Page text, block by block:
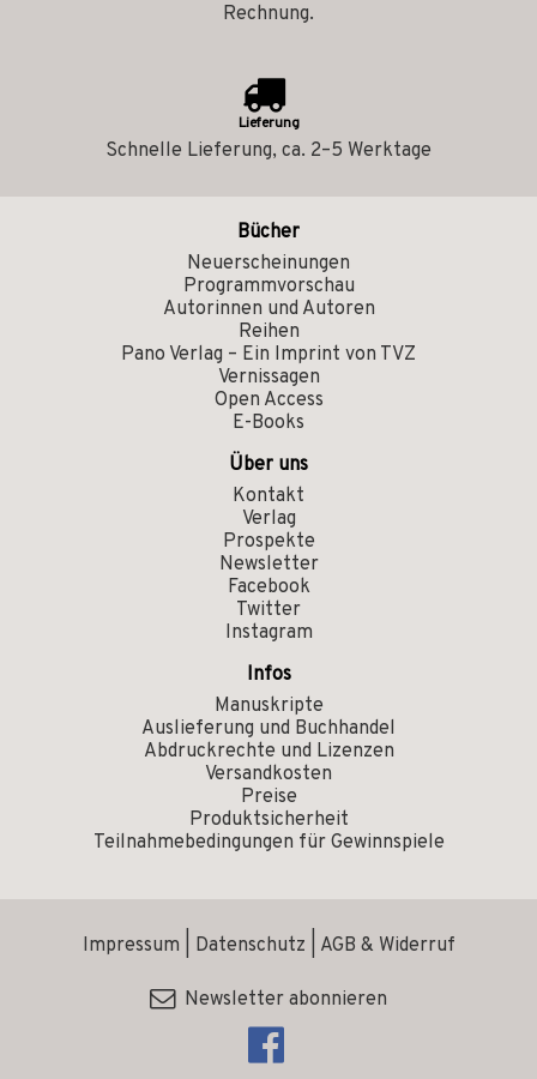
Rechnung.
Lieferung
Schnelle Lieferung, ca. 2–5 Werktage
Bücher
Neuerscheinungen
Programmvorschau
Autorinnen und Autoren
Reihen
Pano Verlag – Ein Imprint von TVZ
Vernissagen
Open Access
E-Books
Über uns
Kontakt
Verlag
Prospekte
Newsletter
Facebook
Twitter
Instagram
Infos
Manuskripte
Auslieferung und Buchhandel
Abdruckrechte und Lizenzen
Versandkosten
Preise
Produktsicherheit
Teilnahmebedingungen für Gewinnspiele
Impressum Datenschutz AGB & Widerruf
Newsletter abonnieren